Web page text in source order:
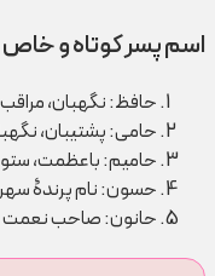
اسم پسر کوتاه و خاص
حافظ: نگهبان،
حامی: پشتیبان،
حامیم: باعظمت،
حسون: نام پرندۀ
حانون: صاحب نعمت